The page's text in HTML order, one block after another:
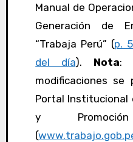
Manual de
Generación de
“Trabaja Perú” (p.
del día). Nota:
modificaciones se
Portal Institucional
y
(